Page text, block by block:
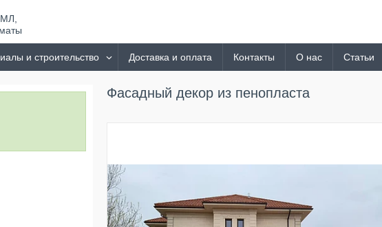
и строительство Доставка и оплата Контакты О нас Статьи
Фасадный декор из пенопласта